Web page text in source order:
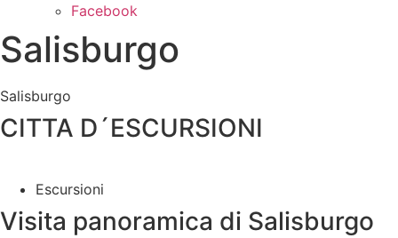
Facebook
Salisburgo
Salisburgo
CITTA D´ESCURSIONI
Escursioni
Visita panoramica di Salisburgo